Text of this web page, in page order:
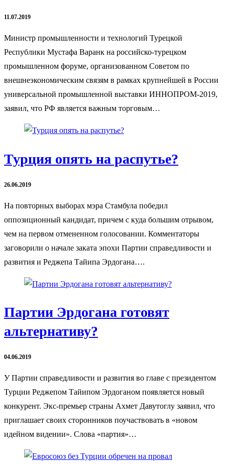
11.07.2019
Министр промышленности и технологий Турецкой
Республики Мустафа Варанк на российско-турецком
промышленном форуме, организованном Советом по
внешнеэкономическим связям в рамках крупнейшей в России
универсальной промышленной выставки ИННОПРОМ-2019,
заявил, что РФ является важным торговым…
Турция опять на распутье?
26.06.2019
На повторных выборах мэра Стамбула победил
оппозиционный кандидат, причем с куда большим отрывом,
чем на первом отмененном голосовании. Комментаторы
заговорили о начале заката эпохи Партии справедливости и
развития и Реджепа Тайипа Эрдогана….
Партии Эрдогана готовят
альтернативу?
04.06.2019
У Партии справедливости и развития во главе с президентом
Турции Реджепом Тайипом Эрдоганом появляется новый
конкурент. Экс-премьер страны Ахмет Давутоглу заявил, что
приглашает своих сторонников поучаствовать в «новом
идейном видении». Слова «партия»…